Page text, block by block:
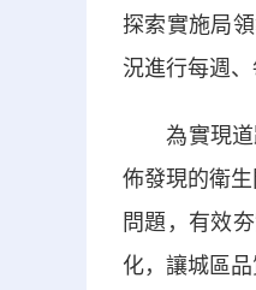
探索實施局
況進行每週
為實現道路
佈發現的衛
問題，有效
化，讓城區品